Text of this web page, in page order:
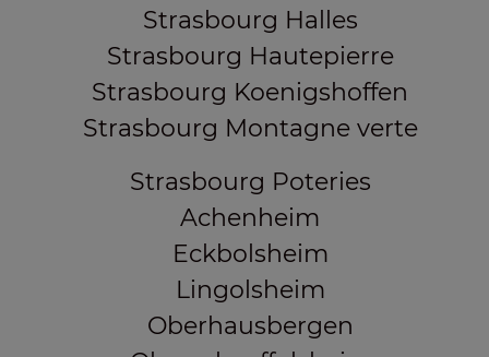
Strasbourg Halles
Strasbourg Hautepierre
Strasbourg Koenigshoffen
Strasbourg Montagne verte
Strasbourg Poteries
Achenheim
Eckbolsheim
Lingolsheim
Oberhausbergen